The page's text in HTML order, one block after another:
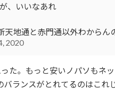
、いいなあれ
天地通と赤門通以外わからん
2020
た。もっと安いノパソもネ
ランスがとれてるのはこれ